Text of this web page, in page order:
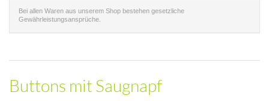
Bei allen Waren aus unserem Shop bestehen gesetzliche
Gewährleistungsansprüche.
Buttons mit Saugnapf